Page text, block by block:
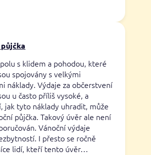
s klidem a pohodou, které
spojovány s velkými
náklady. Výdaje za občerstvení
u často příliš vysoké, a
jak tyto náklady uhradit, může
půjčka. Takový úvěr ale není
Vánoční výdaje
I přesto se ročně
lidí, kteří tento úvěr…